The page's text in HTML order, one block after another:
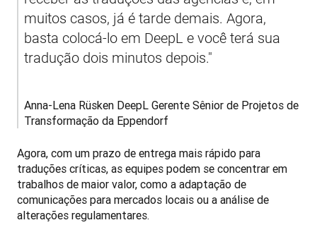
muitos casos, já é tarde demais. Agora,
basta colocá-lo em DeepL e você terá sua
tradução dois minutos depois."
Anna-Lena Rüsken DeepL Gerente Sênior de Projetos de
Transformação da Eppendorf
Agora, com um prazo de entrega mais rápido para
traduções críticas, as equipes podem se concentrar em
trabalhos de maior valor, como a adaptação de
comunicações para mercados locais ou a análise de
alterações regulamentares.